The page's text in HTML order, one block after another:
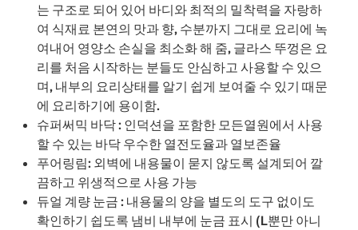
는 구조로 되어 있어 바디와 최적의 밀착력을 자랑하
여 식재료 본연의 맛과 향, 수분까지 그대로 요리에 녹
여내어 영양소 손실을 최소화 해 줌, 글라스 뚜껑은 요
리를 처음 시작하는 분들도 안심하고 사용할 수 있으
며, 내부의 요리상태를 알기 쉽게 보여줄 수 있기 때문
에 요리하기에 용이함.
슈퍼써믹 바닥 : 인덕션을 포함한 모든열원에서 사용
할 수 있는 바닥 우수한 열전도율과 열보존율
푸어링림: 외벽에 내용물이 묻지 않도록 설계되어 깔
끔하고 위생적으로 사용 가능
듀얼 계량 눈금 : 내용물의 양을 별도의 도구 없이도
확인하기 쉽도록 냄비 내부에 눈금 표시 (L뿐만 아니